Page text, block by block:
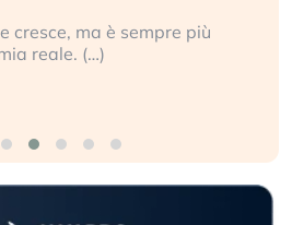
cresce, ma è sempre più
reale. (…)